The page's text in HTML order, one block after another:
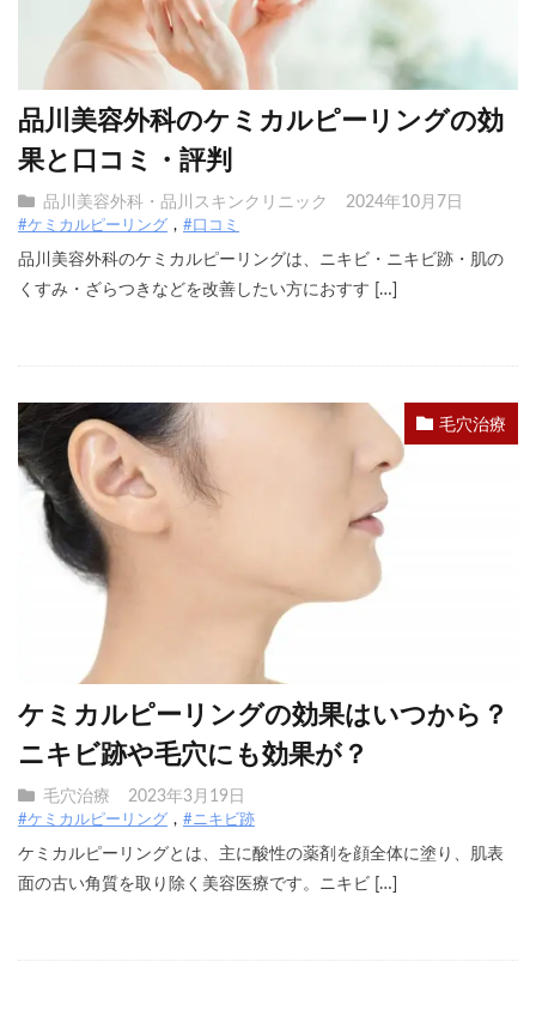
品川美容外科のケミカルピーリングの効
果と口コミ・評判
品川美容外科・品川スキンクリニック 2024年10月7日
#ケミカルピーリング #口コミ
品川美容外科のケミカルピーリングは、ニキビ・ニキビ跡・肌の
くすみ・ざらつきなどを改善したい方におすす […]
毛穴治療
ケミカルピーリングの効果はいつから？
ニキビ跡や毛穴にも効果が？
毛穴治療 2023年3月19日
#ケミカルピーリング #ニキビ跡
ケミカルピーリングとは、主に酸性の薬剤を顔全体に塗り、肌表
面の古い角質を取り除く美容医療です。ニキビ […]